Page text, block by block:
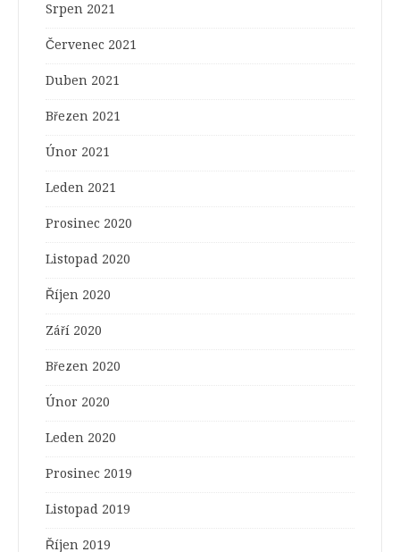
Srpen 2021
Červenec 2021
Duben 2021
Březen 2021
Únor 2021
Leden 2021
Prosinec 2020
Listopad 2020
Říjen 2020
Září 2020
Březen 2020
Únor 2020
Leden 2020
Prosinec 2019
Listopad 2019
Říjen 2019